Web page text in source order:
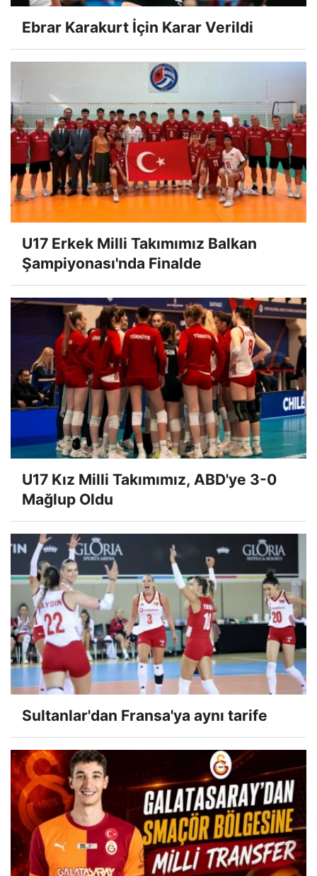
Ebrar Karakurt İçin Karar Verildi
U17 Erkek Milli Takımımız Balkan
Şampiyonası'nda Finalde
U17 Kız Milli Takımımız, ABD'ye 3-0
Mağlup Oldu
Sultanlar'dan Fransa'ya aynı tarife